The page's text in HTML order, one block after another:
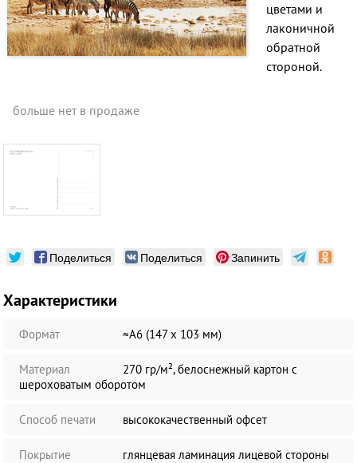
цветами и
лаконичной
обратной
стороной.
больше нет в продаже
Поделиться Поделиться Запинить
Характеристики
Формат ≈А6 (147 х 103 мм)
Материал
270 гр/м², белоснежный картон с
шероховатым оборотом
Способ печати высококачественный офсет
Покрытие глянцевая ламинация лицевой стороны